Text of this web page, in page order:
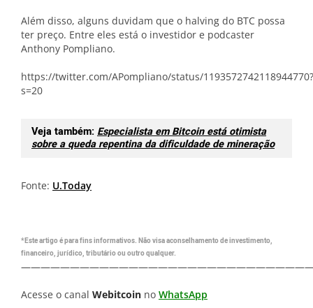
Além disso, alguns duvidam que o halving do BTC possa
ter preço. Entre eles está o investidor e podcaster
Anthony Pompliano.
https://twitter.com/APompliano/status/1193572742118944770?
s=20
Veja também: Especialista em Bitcoin está otimista
sobre a queda repentina da dificuldade de mineração
Fonte: U.Today
*Este artigo é para fins informativos. Não visa aconselhamento de investimento,
financeiro, jurídico, tributário ou outro qualquer.
Acesse o canal Webitcoin no WhatsApp